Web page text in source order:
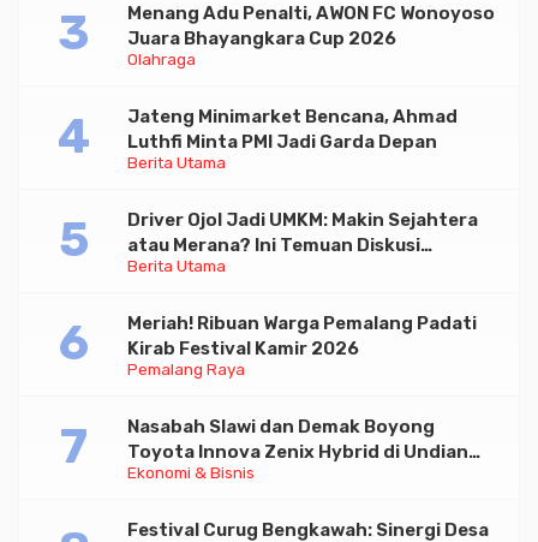
Olahraga
Menang Adu Penalti, AWON FC Wonoyoso
Juara Bhayangkara Cup 2026
Berita Utama
Jateng Minimarket Bencana, Ahmad
Luthfi Minta PMI Jadi Garda Depan
Berita Utama
Driver Ojol Jadi UMKM: Makin Sejahtera
atau Merana? Ini Temuan Diskusi
Paramadina
Pemalang Raya
Meriah! Ribuan Warga Pemalang Padati
Kirab Festival Kamir 2026
Ekonomi & Bisnis
Nasabah Slawi dan Demak Boyong
Toyota Innova Zenix Hybrid di Undian
Tabungan Bima Bank Jateng
Festival Curug Bengkawah: Sinergi Desa